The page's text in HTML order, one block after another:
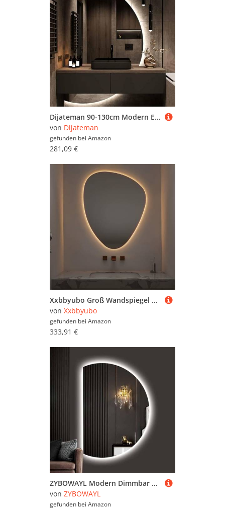
Türstopper (35.812)
Wand- & Konsolentische
Wandgarderoben & Paneele
Dijateman 90-130cm Modern Eleganter Rahmenlos Halbe Runde Intelligentspiegel, 3 Lichtfarbe Einstellbar Hinterleuchteten HD Badezimmerspiegel, Wandmontage(Right Semicircle,39 * 28inch)
von Dijateman
gefunden bei Amazon
281,09 €
Xxbbyubo Groß Wandspiegel mit Beleuchtung Dimmbar, 80/90cm Asymmetrischer Schminkspiegel mit 3 Farben Licht, Modern Antibeschlag Badspiegel mit Touchschalter(Inversion Hanging,40inch/100cm)
von Xxbbyubo
gefunden bei Amazon
333,91 €
ZYBOWAYL Modern Dimmbar Badspiegel mit Beleuchtung, 3 Lichtfarben Intelligent Schminkspiegel mit Touch-Schalter, Rahmenloser Antibeschlag Wandspiegel(Left Cut,90x60cm/35x24)
von ZYBOWAYL
gefunden bei Amazon